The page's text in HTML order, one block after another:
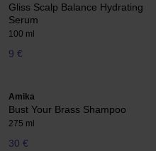
Gliss Scalp Balance Hydrating
Serum
100 ml
9 €
Amika
Bust Your Brass Shampoo
275 ml
30 €